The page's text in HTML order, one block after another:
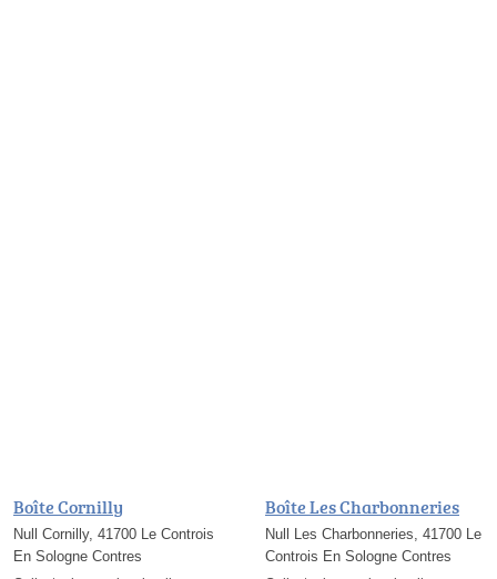
Boîte Cornilly
Null Cornilly, 41700 Le Controis
En Sologne Contres
Boîte Les Charbonneries
Null Les Charbonneries, 41700 Le
Controis En Sologne Contres